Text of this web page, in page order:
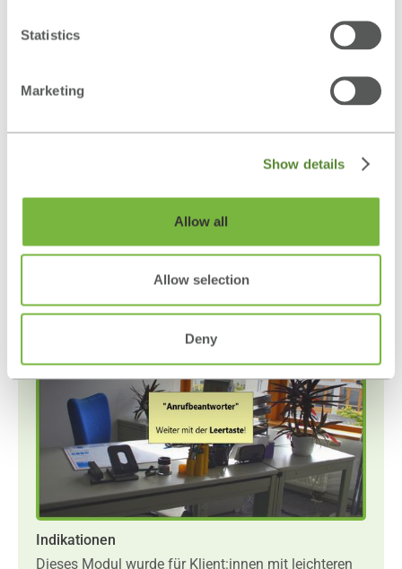
Statistics
Marketing
Show details
Allow all
Allow selection
Deny
werden. Ein mehrstufiges Hilfe-System unterstützt
Aufgaben.
Deutsch
Übungen Gedächtnis (GEDA)
Indikationen
Dieses Modul wurde für Klient:innen mit leichteren